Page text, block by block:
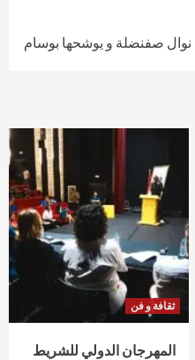
نوال صفنضلة و يوشحها بوسام
ثقافة و فن
المهرجان الدولي للشريط